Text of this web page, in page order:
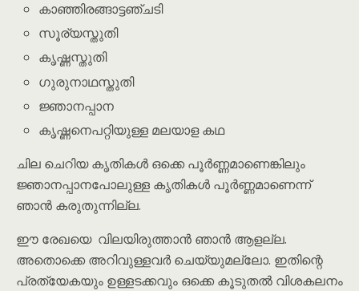
കാഞ്ഞിരങ്ങാട്ടഞ്ചടി
സൂര്യസ്തുതി
കൃഷ്ണസ്തുതി
ഗുരുനാഥസ്തുതി
ജ്ഞാനപ്പാന
കൃഷ്ണനെപറ്റിയുള്ള മലയാള കഥ
ചില ചെറിയ കൃതികൾ ഒക്കെ പൂർണ്ണമാണെങ്കിലും
ജ്ഞാനപ്പാനപോലുള്ള കൃതികൾ പൂർണ്ണമാണെന്ന്
ഞാൻ കരുതുന്നില്ല.
ഈ രേഖയെ വിലയിരുത്താൻ ഞാൻ ആളല്ല.
അതൊക്കെ അറിവുള്ളവർ ചെയ്യുമല്ലോ. ഇതിന്റെ
പ്രത്യേകയും ഉള്ളടക്കവും ഒക്കെ കൂടുതൽ വിശകലനം